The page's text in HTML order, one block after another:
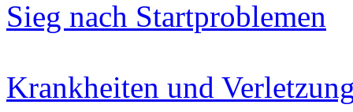
Sieg nach Startproblemen
Krankheiten und